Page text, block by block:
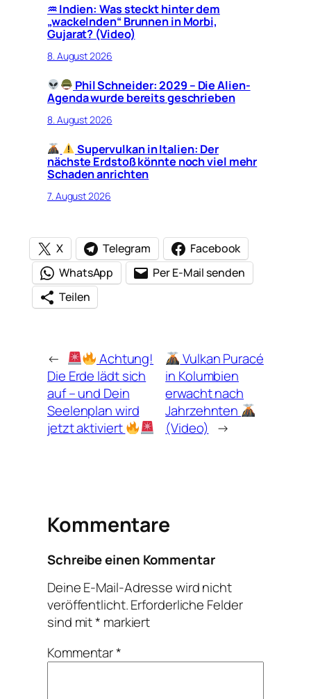
♒︎ Indien: Was steckt hinter dem
„wackelnden“ Brunnen in Morbi,
Gujarat? (Video)
8. August 2026
Phil Schneider: 2029 – Die Alien-
Agenda wurde bereits geschrieben
8. August 2026
Supervulkan in Italien: Der
nächste Erdstoß könnte noch viel mehr
Schaden anrichten
7. August 2026
X Telegram
Facebook
WhatsApp
Per E-Mail senden
Teilen
←
Achtung!
Die Erde lädt sich
auf – und Dein
Seelenplan wird
jetzt aktiviert
Vulkan Puracé
in Kolumbien
erwacht nach
Jahrzehnten
(Video) →
Kommentare
Schreibe einen Kommentar
Deine E-Mail-Adresse wird nicht
veröffentlicht.Erforderliche Felder
sind mit* markiert
Kommentar*